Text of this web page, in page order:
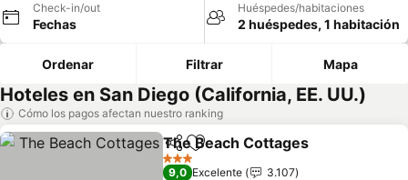
Check-in/out
Fechas
Huéspedes/habitaciones
2 huéspedes, 1 habitación
Ordenar Filtrar Mapa
Hoteles en San Diego (California, EE. UU.)
Cómo los pagos afectan nuestro ranking
Compartir
Agregar a favoritos
The Beach Cottages
3 Estrellas
9,0 Excelente
3.107